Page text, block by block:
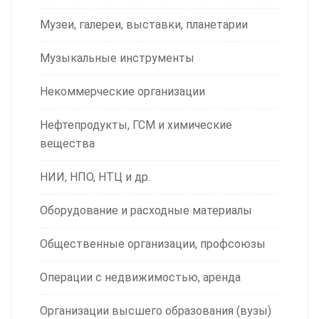
Музеи, галереи, выставки, планетарии
Музыкальные инструменты
Некоммерческие организации
Нефтепродукты, ГСМ и химические
вещества
НИИ, НПО, НТЦ и др.
Оборудование и расходные материалы
Общественные организации, профсоюзы
Операции с недвижимостью, аренда
Организации высшего образования (вузы)